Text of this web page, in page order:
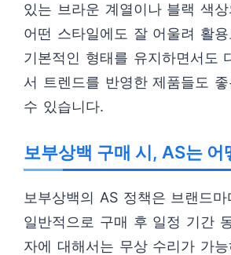
있는 브라운 계열이나 블랙 색
어떤 스타일에도 잘 어울려 활
기본적인 형태를 유지하면서도
서 트렌드를 반영한 제품들도
수 있습니다.
보부상백 구매 시, AS는 어
보부상백의 AS 정책은 브랜드
일반적으로 구매 후 일정 기간
자에 대해서는 무상 수리가 가